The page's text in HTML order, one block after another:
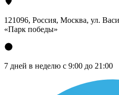
121096, Россия, Москва, ул.
«Парк победы»
7 дней в неделю с 9:00 до 21:00